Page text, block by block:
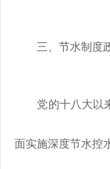
三、节水制度政
党的十八大以来
面实施深度节水控